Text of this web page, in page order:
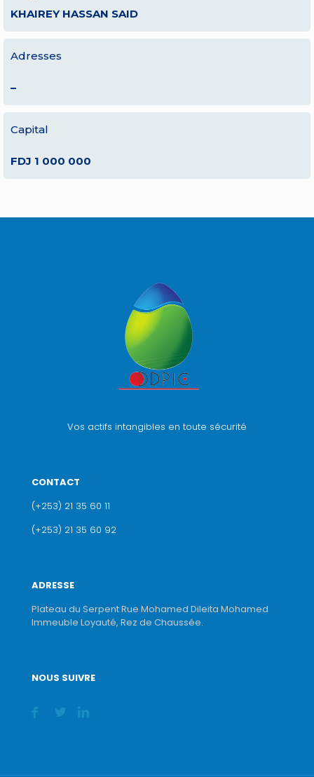
KHAIREY HASSAN SAID
Adresses
–
Capital
FDJ 1 000 000
Vos actifs intangibles en toute sécurité
CONTACT
(+253) 21 35 60 11
(+253) 21 35 60 92
ADRESSE
Plateau du Serpent Rue Mohamed Dileita Mohamed
Immeuble Loyauté, Rez de Chaussée.
NOUS SUIVRE